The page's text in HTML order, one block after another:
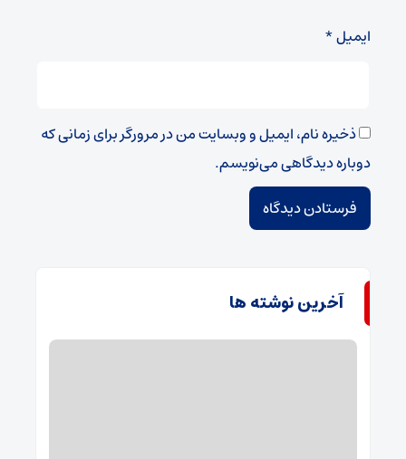
ایمیل*
ذخیره نام، ایمیل و وبسایت من در مرورگر برای زمانی که
دوباره دیدگاهی می‌نویسم.
آخرین نوشته ها